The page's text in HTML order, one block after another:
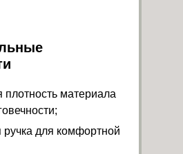
плотность материала
ручка для комфортной